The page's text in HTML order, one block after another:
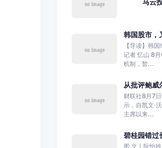
马云
韩国股市，
【导读】韩
记者 忆山 8
机制，暂...
从批评鲍威
财联社8月7
示，自凯文·
主席以来...
碧桂园错过
图 文丨阮怡